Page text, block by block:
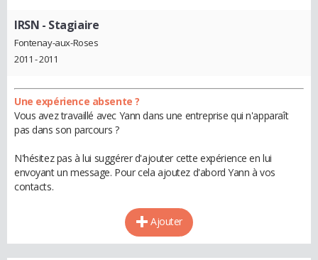
IRSN - Stagiaire
Fontenay-aux-Roses
2011 - 2011
Une expérience absente ?
Vous avez travaillé avec Yann dans une entreprise qui n'apparaît
pas dans son parcours ?
N'hésitez pas à lui suggérer d'ajouter cette expérience en lui
envoyant un message. Pour cela ajoutez d'abord Yann à vos
contacts.
Ajouter